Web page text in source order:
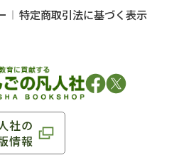
社の
情報
特定商取引法に基づく表示